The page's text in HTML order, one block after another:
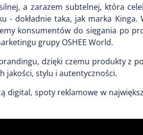
a zarazem subtelnej, która
- dokładnie taka, jak marka Kinga.
konsumentów do sięgania po
grupy OSHEE World.
dzięki czemu produkty z
jakości, stylu i autentyczności.
digital, spoty reklamowe w